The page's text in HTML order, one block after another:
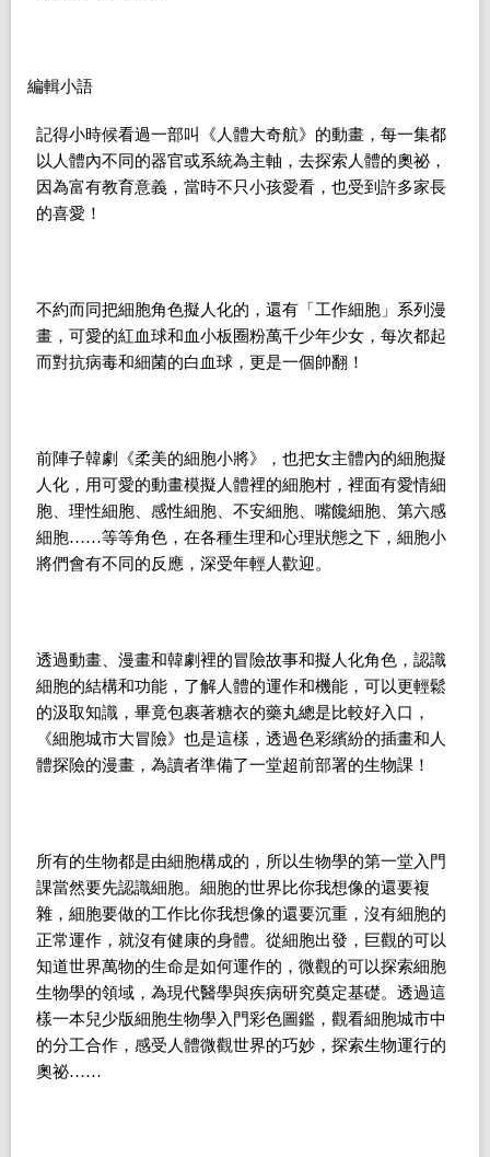
編輯小語
記得小時候看過一部叫《人體大奇航》的動畫，每一集都
以人體內不同的器官或系統為主軸，去探索人體的奧祕，
因為富有教育意義，當時不只小孩愛看，也受到許多家長
的喜愛！
不約而同把細胞角色擬人化的，還有「工作細胞」系列漫
畫，可愛的紅血球和血小板圈粉萬千少年少女，每次都起
而對抗病毒和細菌的白血球，更是一個帥翻！
前陣子韓劇《柔美的細胞小將》，也把女主體內的細胞擬
人化，用可愛的動畫模擬人體裡的細胞村，裡面有愛情細
胞、理性細胞、感性細胞、不安細胞、嘴饞細胞、第六感
細胞……等等角色，在各種生理和心理狀態之下，細胞小
將們會有不同的反應，深受年輕人歡迎。
透過動畫、漫畫和韓劇裡的冒險故事和擬人化角色，認識
細胞的結構和功能，了解人體的運作和機能，可以更輕鬆
的汲取知識，畢竟包裹著糖衣的藥丸總是比較好入口，
《細胞城市大冒險》也是這樣，透過色彩繽紛的插畫和人
體探險的漫畫，為讀者準備了一堂超前部署的生物課！
所有的生物都是由細胞構成的，所以生物學的第一堂入門
課當然要先認識細胞。細胞的世界比你我想像的還要複
雜，細胞要做的工作比你我想像的還要沉重，沒有細胞的
正常運作，就沒有健康的身體。從細胞出發，巨觀的可以
知道世界萬物的生命是如何運作的，微觀的可以探索細胞
生物學的領域，為現代醫學與疾病研究奠定基礎。透過這
樣一本兒少版細胞生物學入門彩色圖鑑，觀看細胞城市中
的分工合作，感受人體微觀世界的巧妙，探索生物運行的
奧祕……